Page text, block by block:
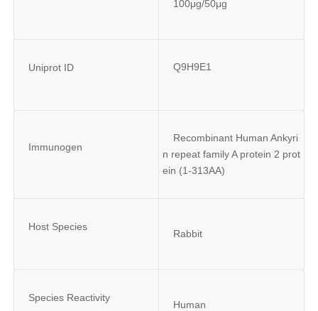
100μg/50μg
Uniprot ID Q9H9E1
Immunogen
Recombinant Human Ankyri
n repeat family A protein 2 prot
ein (1-313AA)
Host Species
Rabbit
Species Reactivity
Human